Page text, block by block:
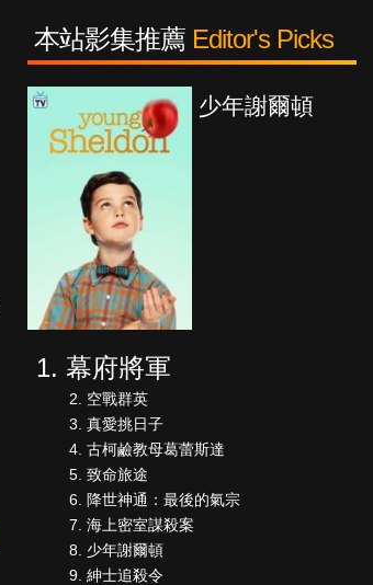
本站影集推薦 Editor's Picks
少年謝爾頓
幕府將軍
空戰群英
真愛挑日子
古柯鹼教母葛蕾斯達
致命旅途
降世神通：最後的氣宗
海上密室謀殺案
少年謝爾頓
紳士追殺令